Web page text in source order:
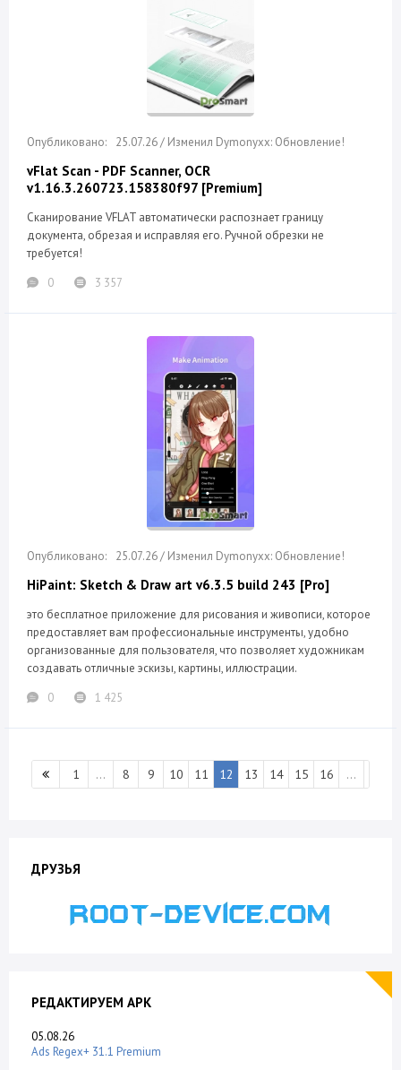
25.07.26 / Изменил Dymonyxx: Обновление!
vFlat Scan - PDF Scanner, OCR
v1.16.3.260723.158380f97 [Premium]
Сканирование VFLAT автоматически распознает границу
документа, обрезая и исправляя его. Ручной обрезки не
требуется!
0
3 357
25.07.26 / Изменил Dymonyxx: Обновление!
HiPaint: Sketch & Draw art v6.3.5 build 243 [Pro]
это бесплатное приложение для рисования и живописи, которое
предоставляет вам профессиональные инструменты, удобно
организованные для пользователя, что позволяет художникам
создавать отличные эскизы, картины, иллюстрации.
0
1 425
1 ... 8 9 10 11 12 13 14 15 16 ...
ДРУЗЬЯ
РЕДАКТИРУЕМ APK
05.08.26
Ads Regex+ 31.1 Premium